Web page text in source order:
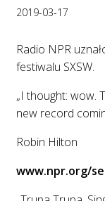
2019-03-17
Radio NPR
festiwalu SXSW.
„I thought: wow.
new record
Robin Hilton
www.npr.org/